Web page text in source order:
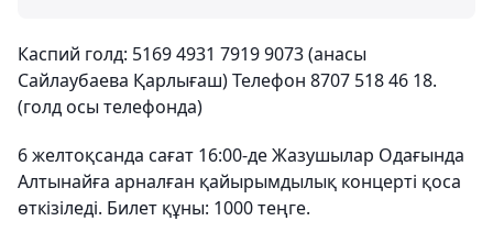
Каспий голд: 5169 4931 7919 9073 (анасы
Сайлаубаева Қарлығаш) Телефон 8707 518 46 18.
(голд осы телефонда)
6 желтоқсанда сағат 16:00-де Жазушылар Одағында
Алтынайға арналған қайырымдылық концерті қоса
өткізіледі. Билет құны: 1000 теңге.